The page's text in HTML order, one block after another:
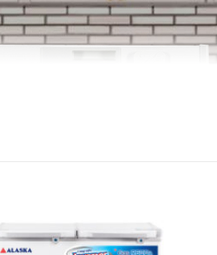
Loại Gas: R600a
Độ ồn: Hãng không công bố
Hãng: Hoà Phát.